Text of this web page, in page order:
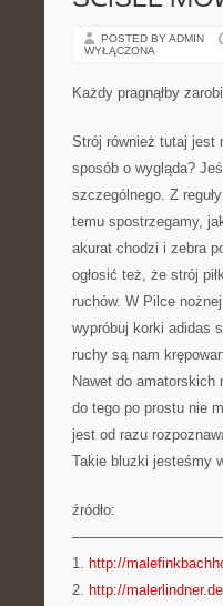
POSTED BY ADMIN
WYŁĄCZONA
Każdy pragnąłby
Strój również tutaj jest
sposób o wygląda?
szczególnego. Z
temu spostrzegamy,
akurat chodzi i zebra
ogłosić też, że strój
ruchów. W Pilce
wypróbuj korki adidas
ruchy są nam
Nawet do
do tego po prostu nie
jest od razu
Takie bluzki jesteśmy
źródło:
1. http://
2. http://malerlindner.de